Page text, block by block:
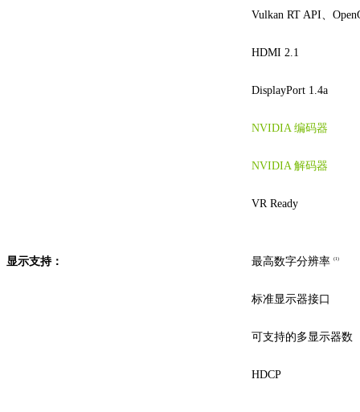
Vulkan RT API、
HDMI 2.1
DisplayPort 1.4a
NVIDIA 编码器
NVIDIA 解码器
VR Ready
显示支持： 最高数字分辨率 (1)
标准显示器接口
可支持的多显示器数
HDCP